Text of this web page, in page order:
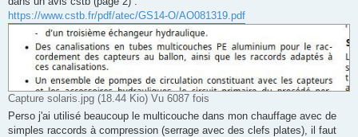
https://www.cstb.fr/pdf/atec/GS14-O/AO081319.pdf
Capture solaris.jpg (18.44 Kio) Vu 6087 fois
Perso j'ai utilisé beaucoup le multicouche dans mon chauffage avec de
simples raccords à compression (serrage avec des clefs plates), il faut